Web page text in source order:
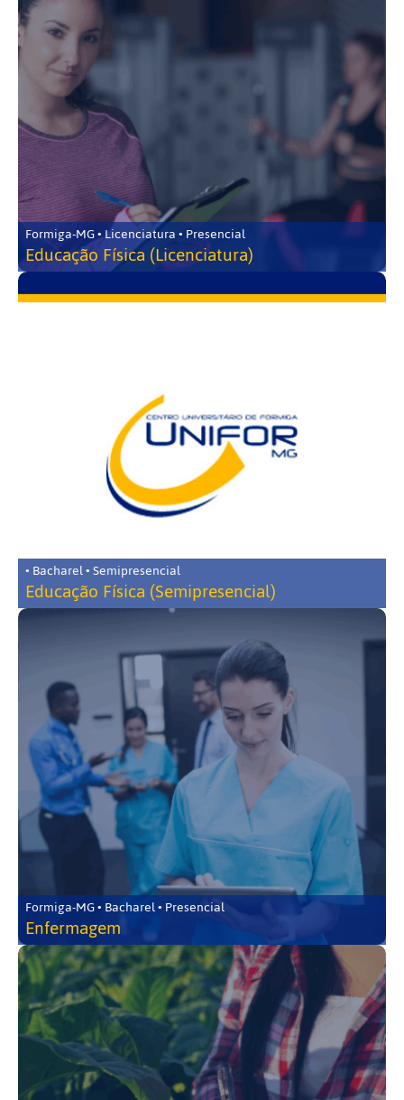
Formiga-MG • Licenciatura • Presencial
Educação Física (Licenciatura)
• Bacharel • Semipresencial
Educação Física (Semipresencial)
Formiga-MG • Bacharel • Presencial
Enfermagem